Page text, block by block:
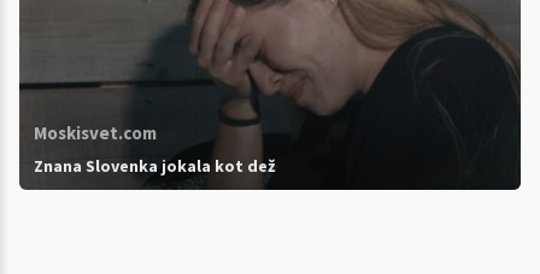
Moskisvet.com
Znana Slovenka jokala kot dež